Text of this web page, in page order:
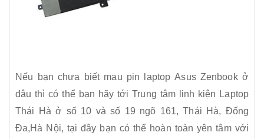
Nếu bạn chưa biết mau pin laptop Asus Zenbook ở
đâu thì có thể bạn hãy tới Trung tâm linh kiện Laptop
Thái Hà ở số 10 và số 19 ngõ 161, Thái Hà, Đống
Đa,Hà Nội, tại đây bạn có thể hoàn toàn yên tâm với